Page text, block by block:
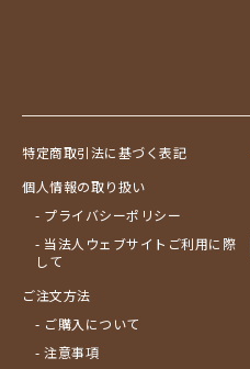
特定商取引法に基づく表記
個人情報の取り扱い
- プライバシーポリシー
- 当法人ウェブサイトご利用に際
して
ご注文方法
- ご購入について
- 注意事項